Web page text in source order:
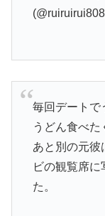
毎回デートで
うどん食べた
あと別の元彼
ビの観覧席
た。